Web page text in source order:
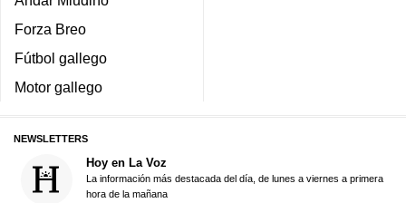
Forza Breo
Fútbol gallego
Motor gallego
NEWSLETTERS
Hoy en La Voz
La información más destacada del día, de lunes a viernes a primera
hora de la mañana